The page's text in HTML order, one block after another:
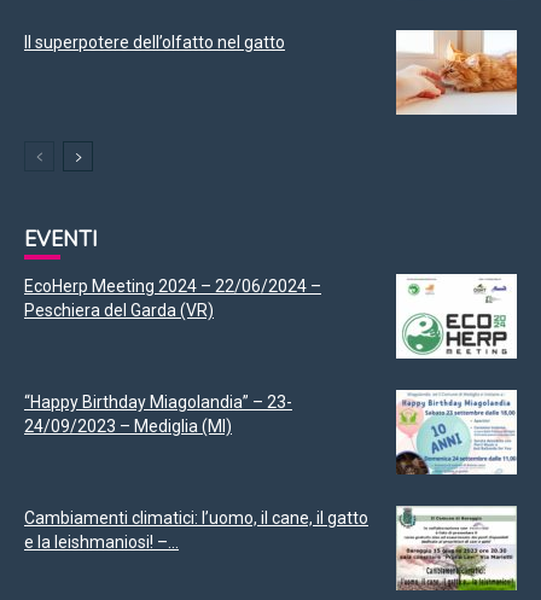
Il superpotere dell’olfatto nel gatto
EVENTI
EcoHerp Meeting 2024 – 22/06/2024 –
Peschiera del Garda (VR)
“Happy Birthday Miagolandia” – 23-
24/09/2023 – Mediglia (MI)
Cambiamenti climatici: l’uomo, il cane, il gatto
e la leishmaniosi! –...